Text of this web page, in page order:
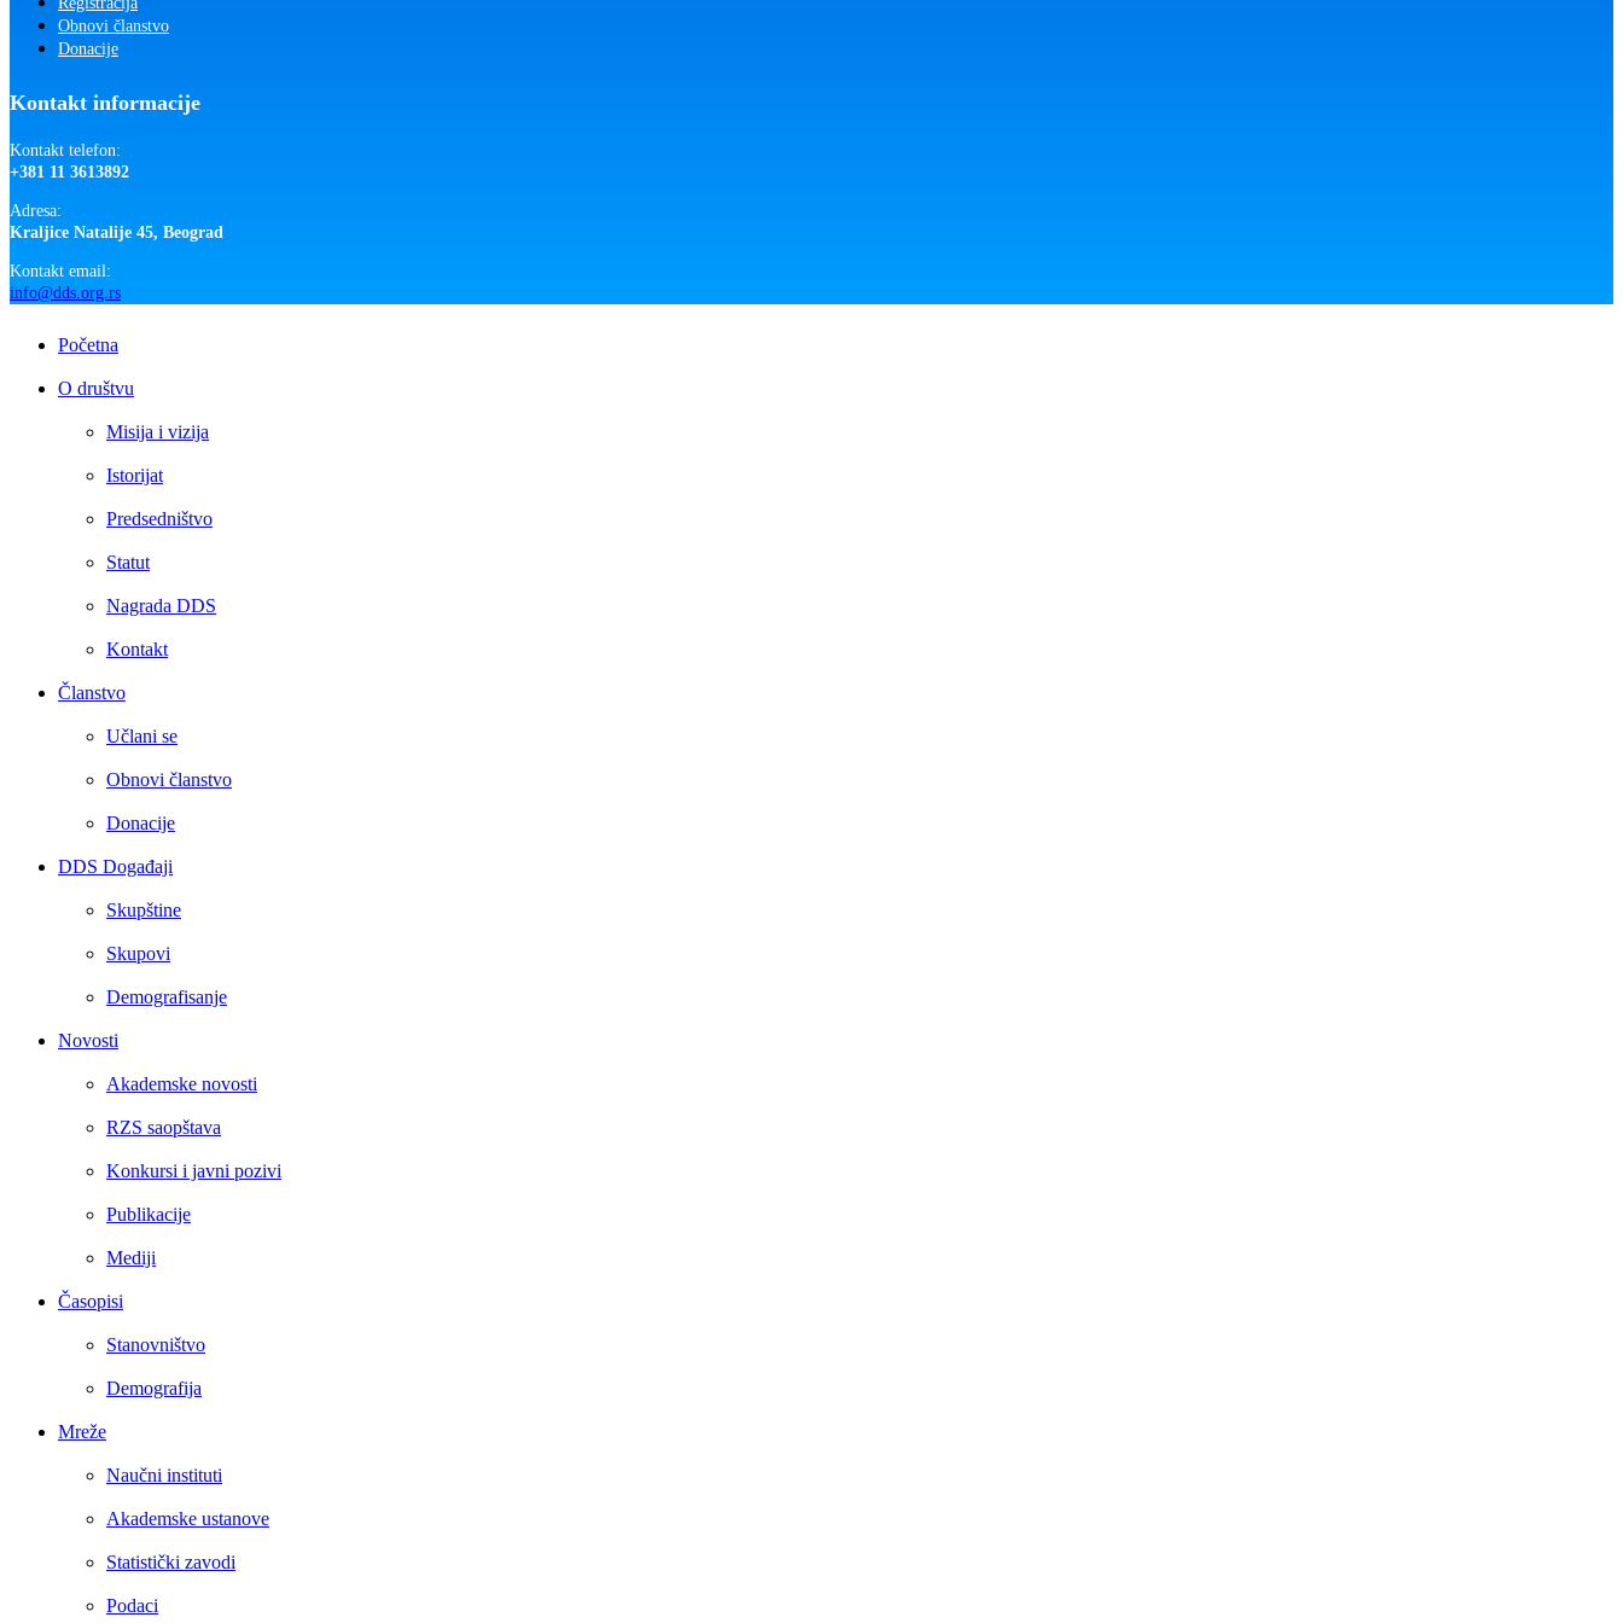
Obnovi članstvo
Donacije
Kontakt informacije
Kontakt telefon:
+381 11 3613892
Adresa:
Kraljice Natalije 45, Beograd
Kontakt email:
info@dds.org.rs
Menu
Početna
O društvu
Misija i vizija
Istorijat
Predsedništvo
Statut
Nagrada DDS
Kontakt
Članstvo
Učlani se
Obnovi članstvo
Donacije
DDS Događaji
Skupštine
Skupovi
Demografisanje
Novosti
Akademske novosti
RZS saopštava
Konkursi i javni pozivi
Publikacije
Mediji
Časopisi
Stanovništvo
Demografija
Mreže
Naučni instituti
Akademske ustanove
Statistički zavodi
Podaci